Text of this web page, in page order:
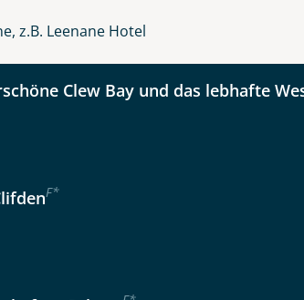
WhatsApp
per E-Mail senden
z.B. Leenane Hotel
Clew Bay und das lebhafte
F*